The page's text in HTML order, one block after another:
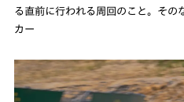
る直前に行われる周回のこと。その
カー